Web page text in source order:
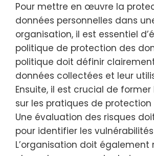
Pour mettre en œuvre la
données personnelles dans
organisation, il est essentiel
politique de protection des
politique doit définir
données collectées et leur
Ensuite, il est crucial de former
sur les pratiques de protection
Une évaluation des risques
pour identifier les
L’organisation doit également